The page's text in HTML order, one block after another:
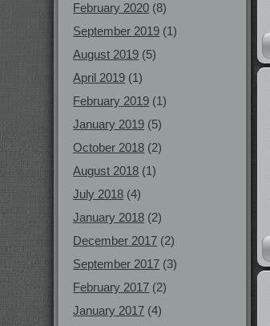
February 2020 (8)
September 2019 (1)
August 2019 (5)
April 2019 (1)
February 2019 (1)
January 2019 (5)
October 2018 (2)
August 2018 (1)
July 2018 (4)
January 2018 (2)
December 2017 (2)
September 2017 (3)
February 2017 (2)
January 2017 (4)